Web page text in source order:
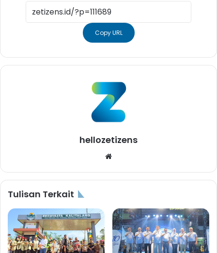
Copy URL
hellozetizens
Tulisan Terkait